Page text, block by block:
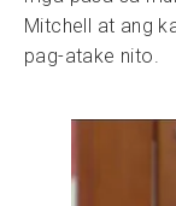
Mitchell at ang
pag-atake nito.